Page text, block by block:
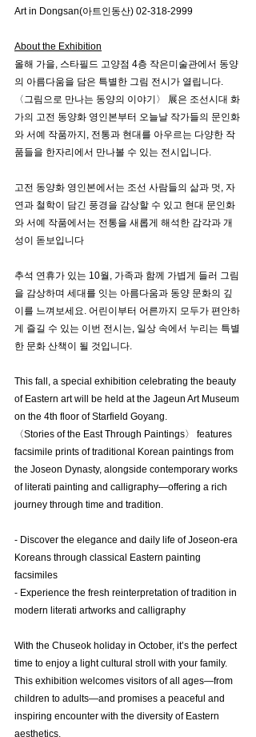
Art in Dongsan(아트인동산) 02-318-2999
About the Exhibition
올해 가을, 스타필드 고양점 4층 작은미술관에서 동양
의 아름다움을 담은 특별한 그림 전시가 열립니다.
〈그림으로 만나는 동양의 이야기〉 展은 조선시대 화
가의 고전 동양화 영인본부터 오늘날 작가들의 문인화
와 서예 작품까지, 전통과 현대를 아우르는 다양한 작
품들을 한자리에서 만나볼 수 있는 전시입니다.
고전 동양화 영인본에서는 조선 사람들의 삶과 멋, 자
연과 철학이 담긴 풍경을 감상할 수 있고 현대 문인화
와 서예 작품에서는 전통을 새롭게 해석한 감각과 개
성이 돋보입니다
추석 연휴가 있는 10월, 가족과 함께 가볍게 들러 그림
을 감상하며 세대를 잇는 아름다움과 동양 문화의 깊
이를 느껴보세요. 어린이부터 어른까지 모두가 편안하
게 즐길 수 있는 이번 전시는, 일상 속에서 누리는 특별
한 문화 산책이 될 것입니다.
This fall, a special exhibition celebrating the beauty
of Eastern art will be held at the Jageun Art Museum
on the 4th floor of Starfield Goyang.
〈Stories of the East Through Paintings〉 features
facsimile prints of traditional Korean paintings from
the Joseon Dynasty, alongside contemporary works
of literati painting and calligraphy—offering a rich
journey through time and tradition.
- Discover the elegance and daily life of Joseon-era
Koreans through classical Eastern painting
facsimiles
- Experience the fresh reinterpretation of tradition in
modern literati artworks and calligraphy
With the Chuseok holiday in October, it’s the perfect
time to enjoy a light cultural stroll with your family.
This exhibition welcomes visitors of all ages—from
children to adults—and promises a peaceful and
inspiring encounter with the diversity of Eastern
aesthetics.